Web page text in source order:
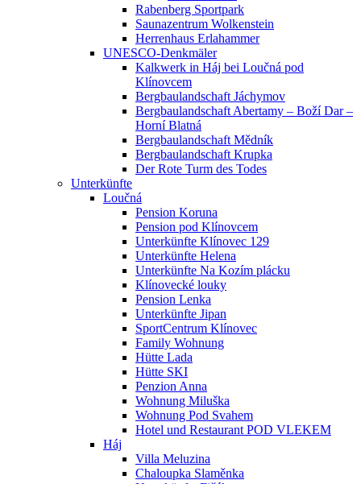
Rabenberg Sportpark
Saunazentrum Wolkenstein
Herrenhaus Erlahammer
UNESCO-Denkmäler
Kalkwerk in Háj bei Loučná pod
Klínovcem
Bergbaulandschaft Jáchymov
Bergbaulandschaft Abertamy – Boží Dar –
Horní Blatná
Bergbaulandschaft Mědník
Bergbaulandschaft Krupka
Der Rote Turm des Todes
Unterkünfte
Loučná
Pension Koruna
Pension pod Klínovcem
Unterkünfte Klínovec 129
Unterkünfte Helena
Unterkünfte Na Kozím plácku
Klínovecké louky
Pension Lenka
Unterkünfte Jipan
SportCentrum Klínovec
Family Wohnung
Hütte Lada
Hütte SKI
Penzion Anna
Wohnung Miluška
Wohnung Pod Svahem
Hotel und Restaurant POD VLEKEM
Háj
Villa Meluzina
Chaloupka Slaměnka